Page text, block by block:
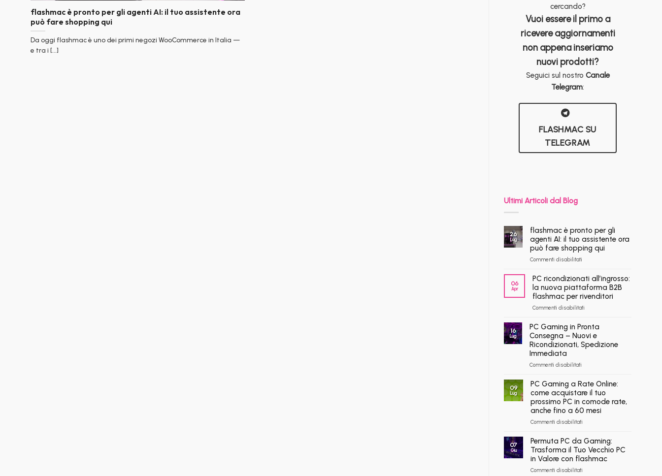
flashmac è pronto per gli agenti AI: il tuo assistente ora
può fare shopping qui
Da oggi flashmac è uno dei primi negozi WooCommerce in Italia —
e tra i [...]
cercando?
Vuoi essere il primo a
ricevere aggiornamenti
non appena inseriamo
nuovi prodotti?
Seguici sul nostro Canale
Telegram:
FLASHMAC SU
TELEGRAM
Ultimi Articoli dal Blog
26
Lug
flashmac è pronto per gli
agenti AI: il tuo assistente ora
può fare shopping qui
Commenti disabilitati
è
pronto
per
gli
agenti
il
tuo
assistente
ora
qui
06
Apr
PC ricondizionati all’ingrosso:
la nuova piattaforma B2B
flashmac per rivenditori
Commenti disabilitati
ricondizionati
all’ingrosso:
la
nuova
per
rivenditori
16
Lug
PC Gaming in Pronta
Consegna – Nuovi e
Ricondizionati, Spedizione
Immediata
Commenti disabilitati
Gaming
Consegna
–
Nuovi
Ricondizionati,
Spedizione
Immediata
09
Lug
PC Gaming a Rate Online:
come acquistare il tuo
prossimo PC in comode rate,
anche fino a 60 mesi
Commenti disabilitati
Gaming
Rate
Online:
07
Giu
Permuta PC da Gaming:
Trasforma il Tuo Vecchio PC
in Valore con flashmac
Commenti disabilitati